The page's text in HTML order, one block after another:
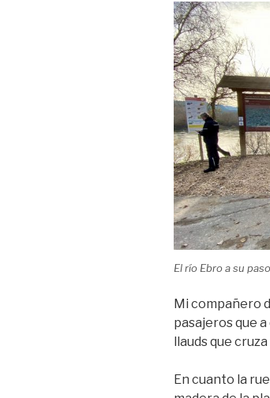
El río Ebro a su
Mi compañero
pasajeros que
llauds que
En cuanto la